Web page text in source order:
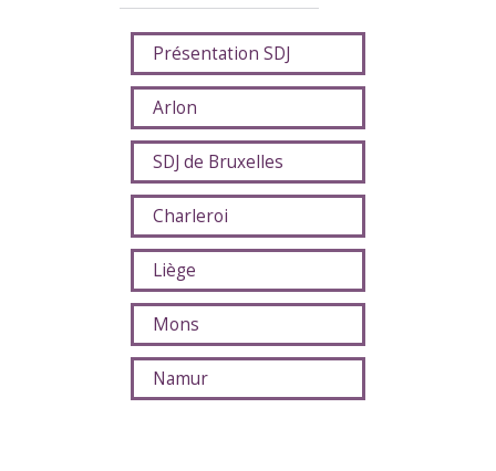
Présentation SDJ
Arlon
SDJ de Bruxelles
Charleroi
Liège
Mons
Namur